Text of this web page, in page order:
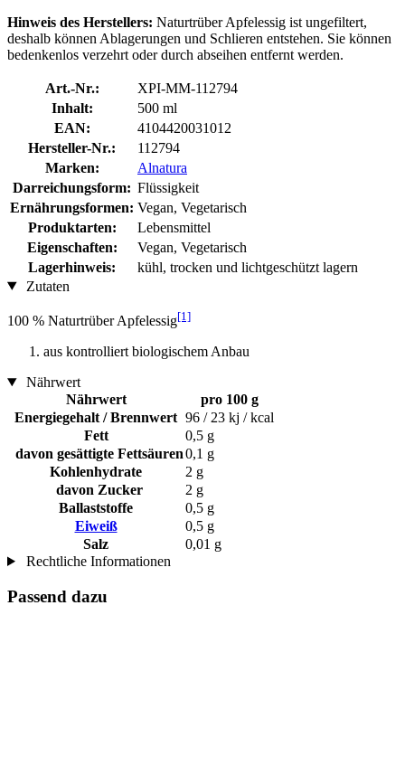
Hinweis des Herstellers: Naturtrüber Apfelessig ist ungefiltert,
deshalb können Ablagerungen und Schlieren entstehen. Sie können
bedenkenlos verzehrt oder durch abseihen entfernt werden.
Art.-Nr.:
XPI-MM-112794
Inhalt:
500 ml
EAN:
4104420031012
Hersteller-Nr.:
112794
Marken:
Alnatura
Darreichungsform: Flüssigkeit
Ernährungsformen: Vegan, Vegetarisch
Produktarten:
Lebensmittel
Eigenschaften:
Vegan, Vegetarisch
Lagerhinweis:
kühl, trocken und lichtgeschützt lagern
Zutaten
100 % Naturtrüber Apfelessig[1]
aus kontrolliert biologischem Anbau
Nährwert
Nährwert
pro 100 g
Energiegehalt / Brennwert 96 / 23 kj / kcal
Fett
0,5 g
davon gesättigte Fettsäuren0,1 g
Kohlenhydrate
2 g
davon Zucker
2 g
Ballaststoffe
0,5 g
Eiweiß
0,5 g
Salz
0,01 g
Rechtliche Informationen
Passend dazu